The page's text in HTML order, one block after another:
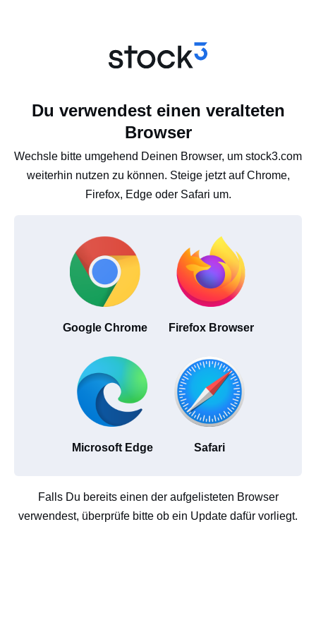
Du verwendest einen veralteten
Browser
Wechsle bitte umgehend Deinen Browser, um stock3.com
weiterhin nutzen zu können. Steige jetzt auf Chrome,
Firefox, Edge oder Safari um.
Google Chrome Firefox Browser
Microsoft Edge Safari
Falls Du bereits einen der aufgelisteten Browser
verwendest, überprüfe bitte ob ein Update dafür vorliegt.